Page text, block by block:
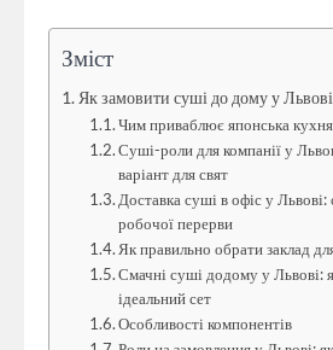
Зміст
Як замовити суші до дому у
Чим приваблює японська кухня
Суші-роли для компанії у
варіант для свят
Доставка суші в офіс у Львові:
робочої перерви
Як правильно обрати заклад
Смачні суші додому у Львові:
ідеальний сет
Особливості компонентів